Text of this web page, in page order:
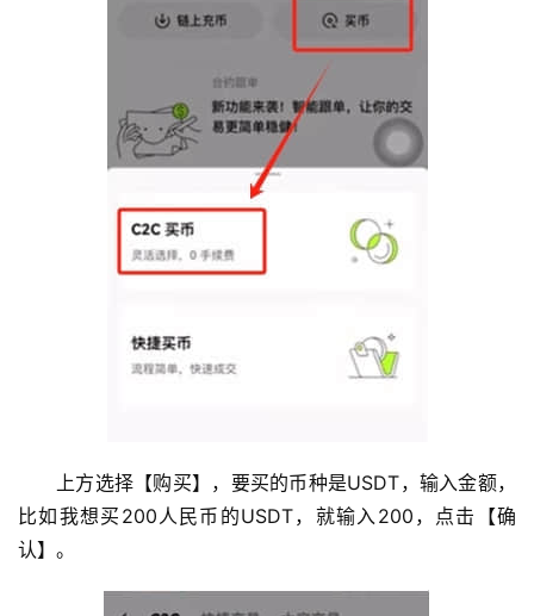
上方选择【购买】，要买的币种是USDT，输入金额，
比如我想买200人民币的USDT，就输入200，点击【确
认】。